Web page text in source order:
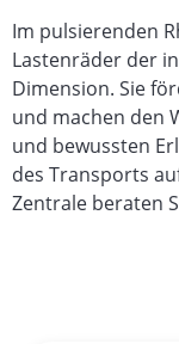
Im pulsierenden
Lastenräder der
Dimension. Sie
und machen den
und bewussten
des Transports
Zentrale beraten